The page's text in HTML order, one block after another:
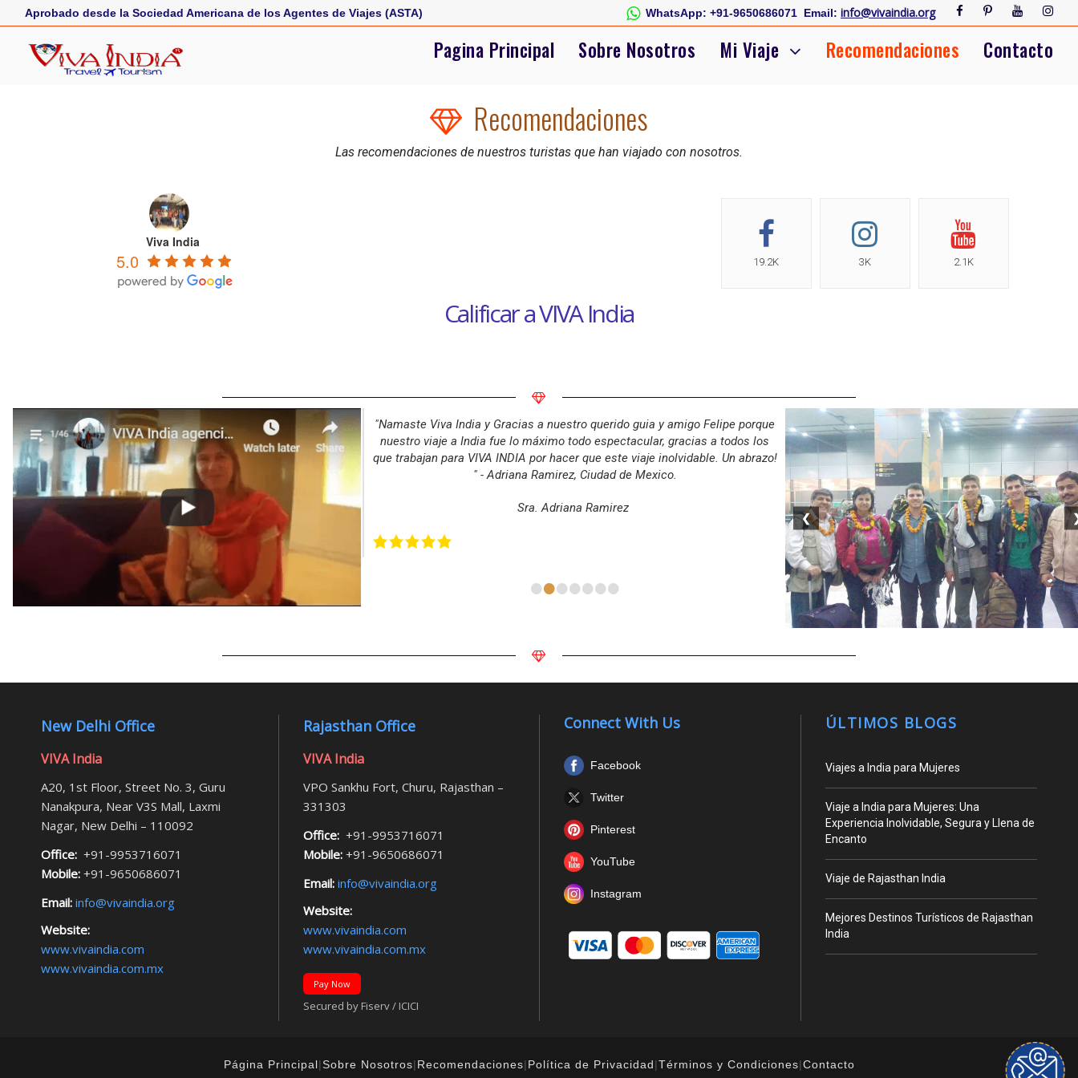
Aprobado desde la Sociedad Americana de los Agentes de Viajes (ASTA) WhatsApp: +91-9650686071 Email: info@vivaindia.org
Pagina Principal Sobre Nosotros Mi Viaje Recomendaciones Contacto
Recomendaciones
Las recomendaciones de nuestros turistas que han viajado con nosotros.
Viva India
5.0 19.2K 3K 2.1K
Calificar a VIVA India
•••••••
"Namaste Viva India y Gracias a nuestro querido guia y amigo Felipe porque
nuestro viaje a India fue lo máximo todo espectacular, gracias a todos los
que trabajan para VIVA INDIA por hacer que este viaje inolvidable. Un abrazo!
" - Adriana Ramirez, Ciudad de Mexico.
Sra. Adriana Ramirez
New Delhi Office
VIVA India
A20, 1st Floor, Street No. 3, Guru
Nanakpura, Near V3S Mall, Laxmi
Nagar, New Delhi – 110092
Office: +91-9953716071
Mobile: +91-9650686071
Email: info@vivaindia.org
Website:
www.vivaindia.com
www.vivaindia.com.mx
Rajasthan Office
VIVA India
VPO Sankhu Fort, Churu, Rajasthan –
331303
Office:+91-9953716071
Mobile:+91-9650686071
Email:info@vivaindia.org
Website:
www.vivaindia.com
www.vivaindia.com.mx
Pay Now
Secured by Fiserv / ICICI
Connect With Us
Facebook
Twitter
Pinterest
YouTube
Instagram
ÚLTIMOS BLOGS
Viajes a India para Mujeres
Viaje a India para Mujeres: Una
Experiencia Inolvidable, Segura y Llena de
Encanto
Viaje de Rajasthan India
Mejores Destinos Turísticos de Rajasthan
India
Página Principal|Sobre Nosotros| Recomendaciones| Política de Privacidad|Términos y Condiciones|Contacto